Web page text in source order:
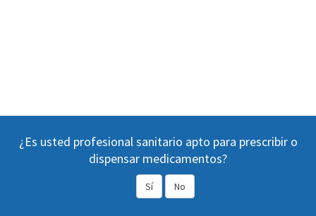
¿Es usted profesional sanitario apto para prescribir o
dispensar medicamentos?
Sí No